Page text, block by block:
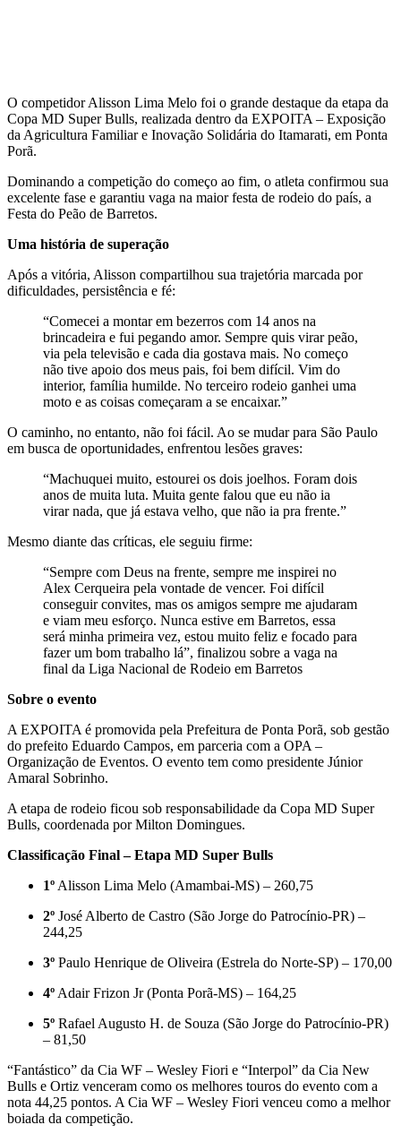
O competidor Alisson Lima Melo foi o grande destaque da etapa da
Copa MD Super Bulls, realizada dentro da EXPOITA – Exposição
da Agricultura Familiar e Inovação Solidária do Itamarati, em Ponta
Porã.
Dominando a competição do começo ao fim, o atleta confirmou sua
excelente fase e garantiu vaga na maior festa de rodeio do país, a
Festa do Peão de Barretos.
Uma história de superação
Após a vitória, Alisson compartilhou sua trajetória marcada por
dificuldades, persistência e fé:
“Comecei a montar em bezerros com 14 anos na
brincadeira e fui pegando amor. Sempre quis virar peão,
via pela televisão e cada dia gostava mais. No começo
não tive apoio dos meus pais, foi bem difícil. Vim do
interior, família humilde. No terceiro rodeio ganhei uma
moto e as coisas começaram a se encaixar.”
O caminho, no entanto, não foi fácil. Ao se mudar para São Paulo
em busca de oportunidades, enfrentou lesões graves:
“Machuquei muito, estourei os dois joelhos. Foram dois
anos de muita luta. Muita gente falou que eu não ia
virar nada, que já estava velho, que não ia pra frente.”
Mesmo diante das críticas, ele seguiu firme:
“Sempre com Deus na frente, sempre me inspirei no
Alex Cerqueira pela vontade de vencer. Foi difícil
conseguir convites, mas os amigos sempre me ajudaram
e viam meu esforço. Nunca estive em Barretos, essa
será minha primeira vez, estou muito feliz e focado para
fazer um bom trabalho lá”, finalizou sobre a vaga na
final da Liga Nacional de Rodeio em Barretos
Sobre o evento
A EXPOITA é promovida pela Prefeitura de Ponta Porã, sob gestão
do prefeito Eduardo Campos, em parceria com a OPA –
Organização de Eventos. O evento tem como presidente Júnior
Amaral Sobrinho.
A etapa de rodeio ficou sob responsabilidade da Copa MD Super
Bulls, coordenada por Milton Domingues.
Classificação Final – Etapa MD Super Bulls
1º Alisson Lima Melo (Amambai-MS) – 260,75
2º José Alberto de Castro (São Jorge do Patrocínio-PR) –
244,25
3º Paulo Henrique de Oliveira (Estrela do Norte-SP) – 170,00
4º Adair Frizon Jr (Ponta Porã-MS) – 164,25
5º Rafael Augusto H. de Souza (São Jorge do Patrocínio-PR)
– 81,50
“Fantástico” da Cia WF – Wesley Fiori e “Interpol” da Cia New
Bulls e Ortiz venceram como os melhores touros do evento com a
nota 44,25 pontos. A Cia WF – Wesley Fiori venceu como a melhor
boiada da competição.